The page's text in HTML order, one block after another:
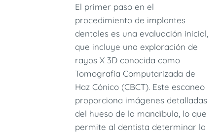
El primer paso en el
procedimiento de implantes
dentales es una evaluación inicial,
que incluye una exploración de
rayos X 3D conocida como
Tomografía Computarizada de
Haz Cónico (CBCT). Este escaneo
proporciona imágenes detalladas
del hueso de la mandíbula, lo que
permite al dentista determinar la